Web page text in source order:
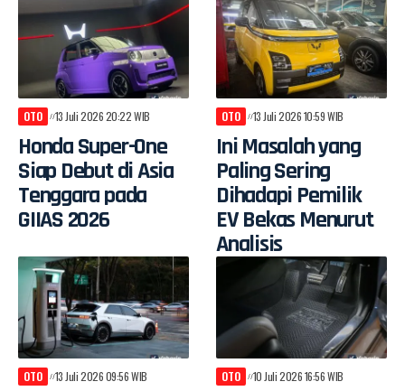
OTO 13 Juli 2026 20:22 WIB
Honda Super-One
Siap Debut di Asia
Tenggara pada
GIIAS 2026
OTO 13 Juli 2026 10:59 WIB
Ini Masalah yang
Paling Sering
Dihadapi Pemilik
EV Bekas Menurut
Analisis
OTO 13 Juli 2026 09:56 WIB OTO 10 Juli 2026 16:56 WIB